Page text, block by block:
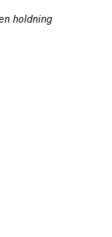
holdning